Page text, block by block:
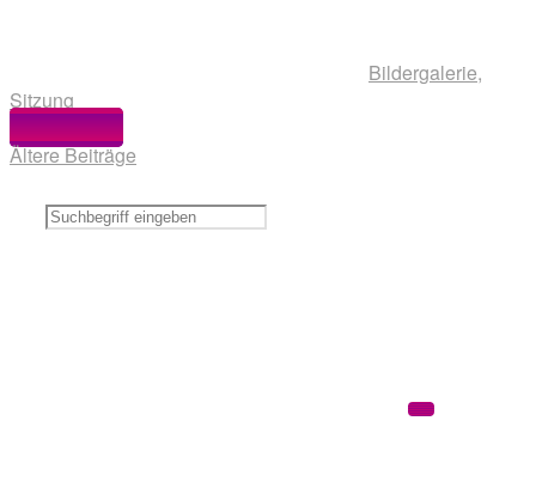
Bildergalerie,
Sitzung
Weiterlesen
Ältere Beiträge